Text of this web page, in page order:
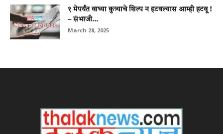
१ मेपर्यंत वाघ्या कुत्र्याचे शिल्प न हटवल्यास आम्ही हटवू !
– संभाजी...
March 28, 2025